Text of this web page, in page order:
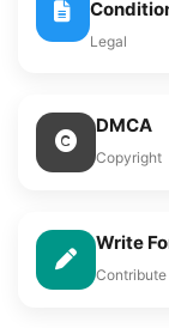
Legal
DMCA
Copyright
Write
Contribute